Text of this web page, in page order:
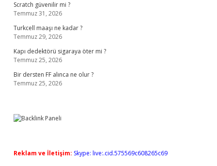
Scratch güvenilir mi ?
Temmuz 31, 2026
Turkcell maaşı ne kadar ?
Temmuz 29, 2026
Kapı dedektörü sigaraya öter mi ?
Temmuz 25, 2026
Bir dersten FF alınca ne olur ?
Temmuz 25, 2026
Reklam ve İletişim: Skype: live:.cid.575569c608265c69